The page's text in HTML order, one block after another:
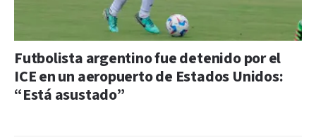
Futbolista argentino fue detenido por el
ICE en un aeropuerto de Estados Unidos:
“Está asustado”